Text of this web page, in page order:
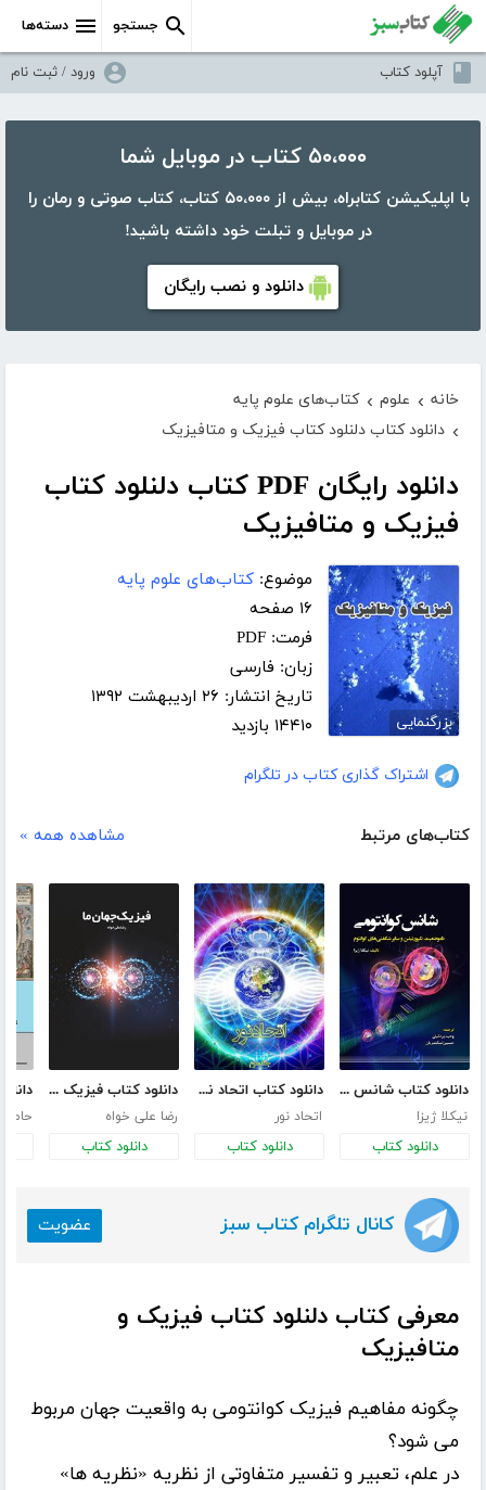
دسته‌ها جستجو
آپلود کتاب ورود / ثبت نام
۵۰،۰۰۰ کتاب در موبایل شما
با اپلیکیشن کتابراه، بیش از ۵۰،۰۰۰ کتاب، کتاب صوتی و رمان را
در موبایل و تبلت خود داشته باشید!
دانلود و نصب رایگان
خانه › علوم › کتاب‌های علوم پایه
› دانلود کتاب دلنلود کتاب فیزیک و متافیزیک
دانلود رایگان PDF کتاب دلنلود کتاب
فیزیک و متافیزیک
بزرگنمایی
موضوع: کتاب‌های علوم پایه
۱۶ صفحه
فرمت: PDF
زبان: فارسی
تاریخ انتشار: ۲۶ اردیبهشت ۱۳۹۲
۱۴۴۱۰ بازدید
اشتراک گذاری کتاب در تلگرام
کتاب‌های مرتبط مشاهده همه »
دانلود کتاب شانس کوانتومی، ناموضِعیت، تلپورتیشن و سایر شگفتی‌های کوانتوم
نیکلا ژیزا
دانلود کتاب
دانلود کتاب اتحاد نور - جلد سوم
اتحاد نور
دانلود کتاب
دانلود کتاب فیزیک جهان ما
رضا علی خواه
دانلود کتاب
کانال تلگرام کتاب سبز عضویت
معرفی کتاب دلنلود کتاب فیزیک و
متافیزیک
چگونه مفاهیم فیزیک کوانتومى به واقعیت جهان مربوط
مى شود؟
در علم، تعبیر و تفسیر متفاوتى از نظریه «نظریه ها»